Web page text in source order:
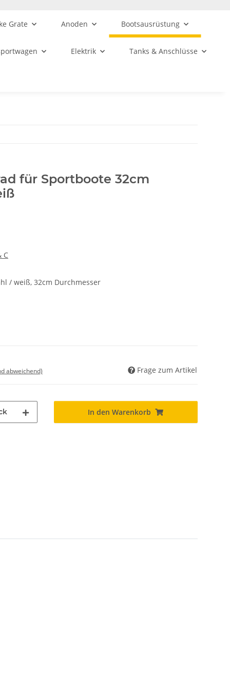
Grate Anoden Bootsausrüstung
Elektrik Tanks & Anschlüsse
für Sportboote 32cm
C
/ weiß, 32cm Durchmesser
abweichend) Frage zum Artikel
In den Warenkorb